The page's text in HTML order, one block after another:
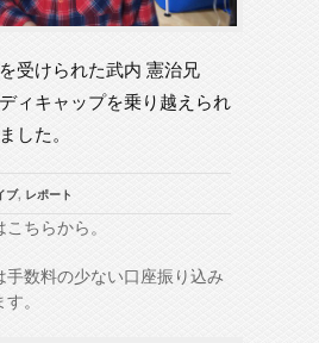
受けられた武内 憲治兄
ィキャップを乗り越えられ
した。
ブ, レポート
ちらから。
手数料の少ない口座振り込み
。